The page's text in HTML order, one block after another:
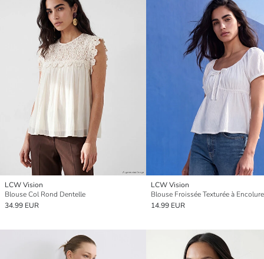
LCW Vision
Blouse Col Rond Dentelle
34.99 EUR
LCW Vision
Blouse Froissée Texturée à
14.99 EUR